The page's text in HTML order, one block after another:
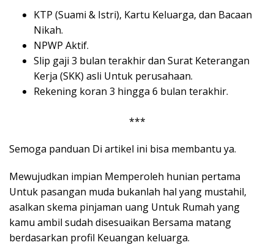
KTP (Suami & Istri), Kartu Keluarga, dan Bacaan
Nikah.
NPWP Aktif.
Slip gaji 3 bulan terakhir dan Surat Keterangan
Kerja (SKK) asli Untuk perusahaan.
Rekening koran 3 hingga 6 bulan terakhir.
***
Semoga panduan Di artikel ini bisa membantu ya.
Mewujudkan impian Memperoleh hunian pertama
Untuk pasangan muda bukanlah hal yang mustahil,
asalkan skema pinjaman uang Untuk Rumah yang
kamu ambil sudah disesuaikan Bersama matang
berdasarkan profil Keuangan keluarga.